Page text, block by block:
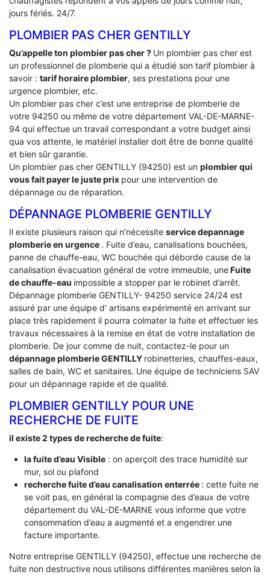
jours fériés. 24/7.
PLOMBIER PAS CHER GENTILLY
Qu’appelle ton plombier pas cher ? Un plombier pas cher est
un professionnel de plomberie qui a étudié son tarif plombier à
savoir : tarif horaire plombier, ses prestations pour une
urgence plombier, etc.
Un plombier pas cher c’est une entreprise de plomberie de
votre 94250 ou même de votre département VAL-DE-MARNE-
94 qui effectue un travail correspondant a votre budget ainsi
qua vos attente, le matériel installer doit être de bonne qualité
et bien sûr garantie.
Un plombier pas cher GENTILLY (94250) est un plombier qui
vous fait payer le juste prix pour une intervention de
dépannage ou de réparation.
DÉPANNAGE PLOMBERIE GENTILLY
Il existe plusieurs raison qui n’nécessite service depannage
plomberie en urgence . Fuite d’eau, canalisations bouchées,
panne de chauffe-eau, WC bouchée qui déborde cause de la
canalisation évacuation général de votre immeuble, uneFuite
de chauffe-eau impossible a stopper par le robinet d’arrêt.
Dépannage plomberie GENTILLY- 94250 service 24/24 est
assuré par une équipe d’ artisans expérimenté en arrivant sur
place très rapidement il pourra colmater la fuite et effectuer les
travaux nécessaires à la remise en état de votre installation de
plomberie. De jour comme de nuit, contactez-le pour un
dépannage plomberie GENTILLY robinetteries, chauffes-eaux,
salles de bain, WC et sanitaires. Une équipe de techniciens SAV
pour un dépannage rapide et de qualité.
PLOMBIER GENTILLY POUR UNE
RECHERCHE DE FUITE
il existe 2 types de recherche de fuite:
la fuite d’eau Visible: on aperçoit des trace humidité sur
mur, sol ou plafond
recherche fuite d’eau canalisation enterrée : cette fuite ne
se voit pas, en général la compagnie des d’eaux de votre
département du VAL-DE-MARNE vous informe que votre
consommation d’eau a augmenté et a engendrer une
facture importante.
Notre entreprise GENTILLY (94250), effectue une recherche de
fuite non destructive nous utilisons différentes manières selon la